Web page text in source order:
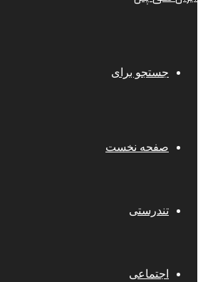
جستجو برای
صفحه نخست
تندرستی
اجتماعی